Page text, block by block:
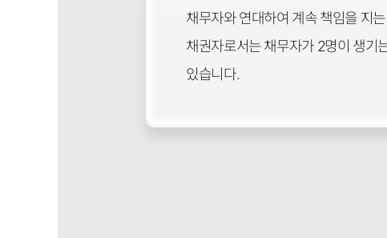
채무자와 연대하여 계속 책임을 지
채권자로서는 채무자가 2명이 생기
있습니다.